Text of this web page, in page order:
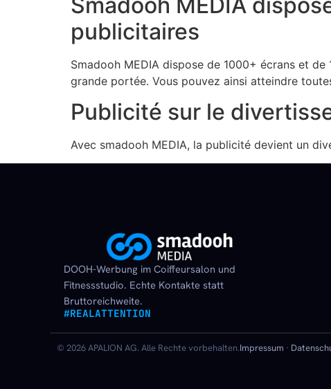
publicitaires
Smadooh MEDIA dispose de 1000+ écrans et
grande portée. Vous pouvez ainsi atteindre
Publicité sur le
Avec smadooh MEDIA, la publicité devient un
DOOH-Werbung im Coiffeursalon und
Fitnessstudio. Echte Kontakte statt
Bruttoreichweite.
#REALATTENTION
© 2026 APALION AG. Alle Rechte vorbehalten.Impressum ·